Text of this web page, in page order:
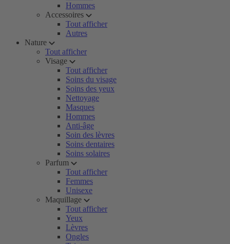
Hommes
Accessoires
Tout afficher
Autres
Nature
Tout afficher
Visage
Tout afficher
Soins du visage
Soins des yeux
Nettoyage
Masques
Hommes
Anti-âge
Soin des lèvres
Soins dentaires
Soins solaires
Parfum
Tout afficher
Femmes
Unisexe
Maquillage
Tout afficher
Yeux
Lèvres
Ongles